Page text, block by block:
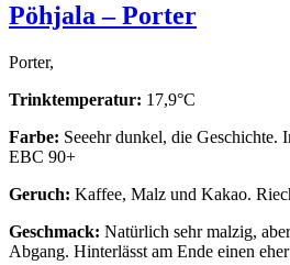
Pöhjala – Porter
Porter,
Trinktemperatur: 17,9°C
Farbe: Seeehr dunkel, die
EBC 90+
Geruch: Kaffee, Malz und Kakao.
Geschmack: Natürlich sehr malzig,
Abgang. Hinterlässt am Ende einen